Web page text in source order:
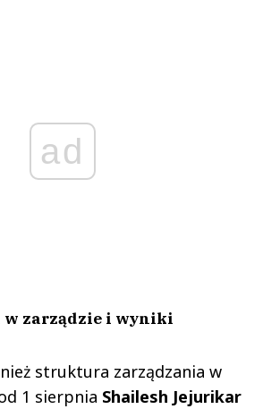
ad
w zarządzie i wyniki
struktura zarządzania w
1 sierpnia Shailesh Jejurikar